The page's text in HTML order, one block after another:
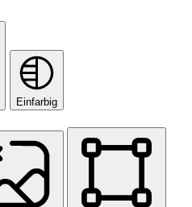
Einfarbig